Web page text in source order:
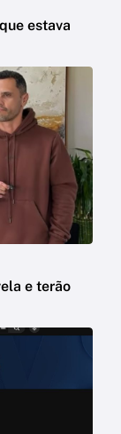
estava
e terão